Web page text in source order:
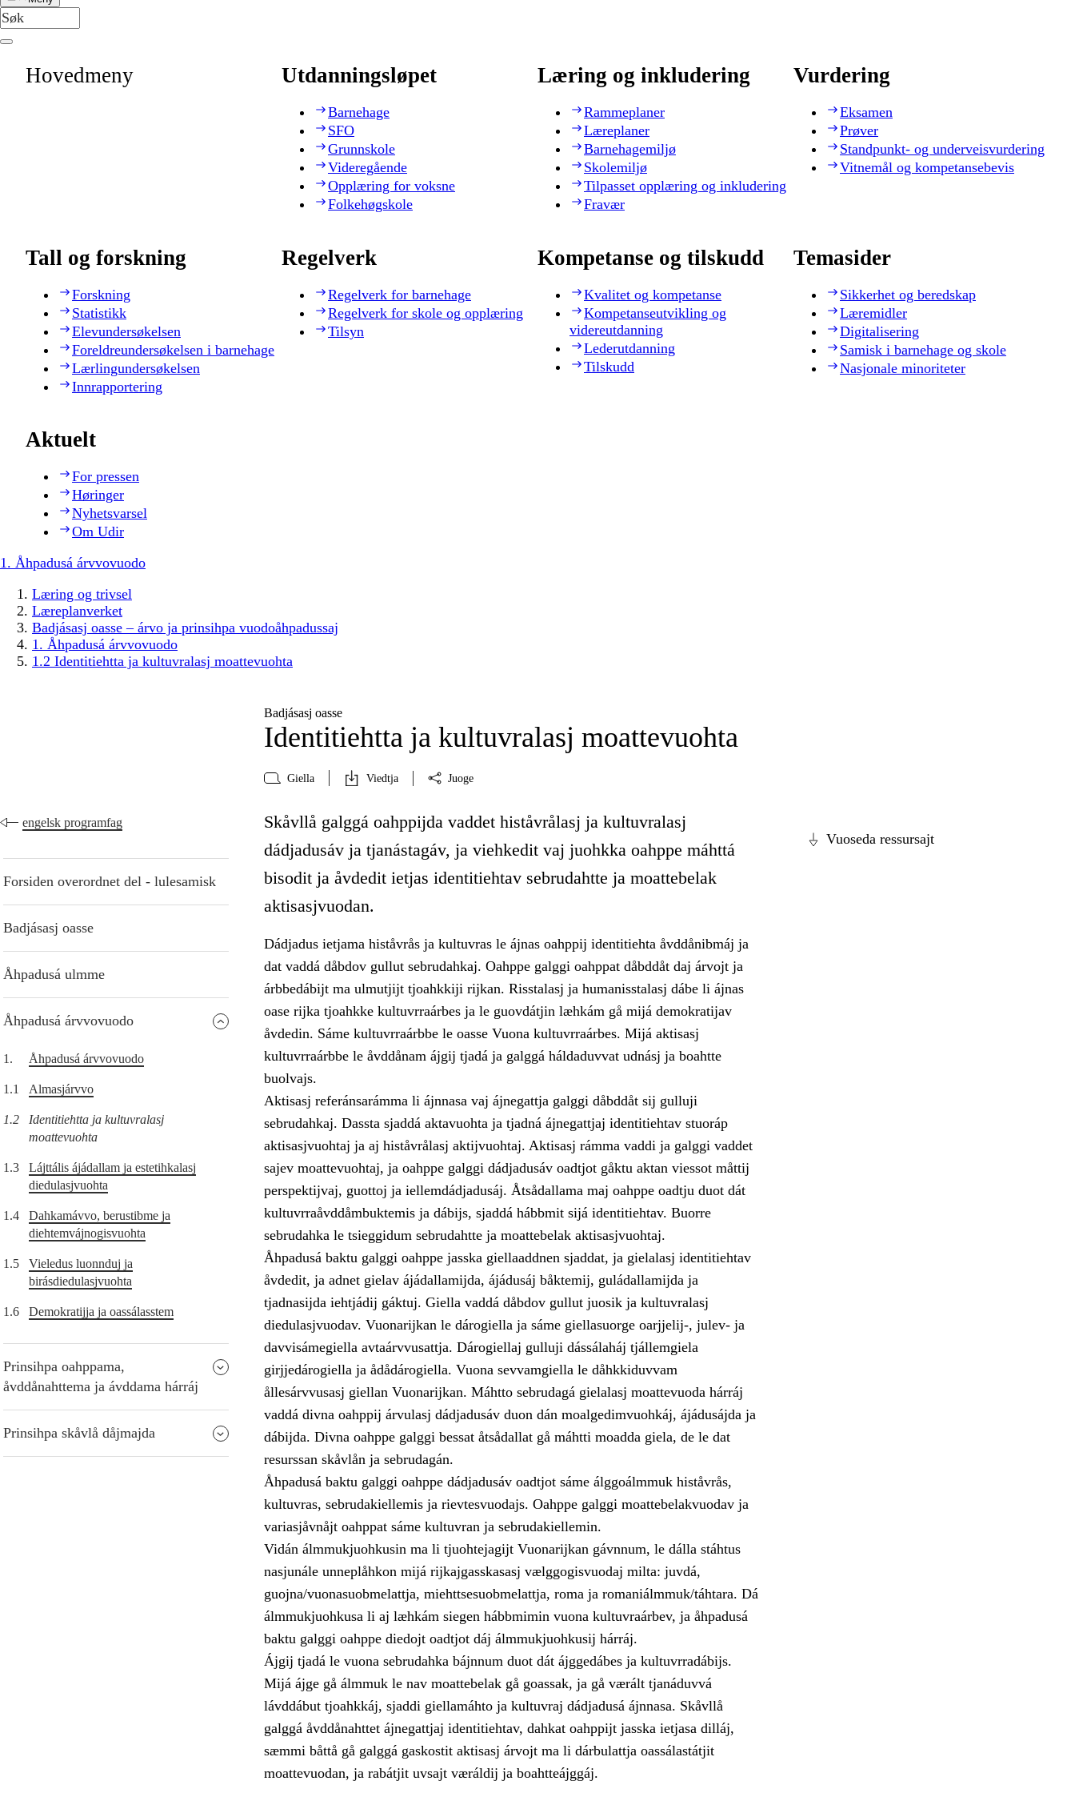
Hovedmeny Utdanningsløpet
Barnehage
SFO
Grunnskole
Videregående
Opplæring for voksne
Folkehøgskole
Læring og inkludering
Rammeplaner
Læreplaner
Barnehagemiljø
Skolemiljø
Tilpasset opplæring og inkludering
Fravær
Vurdering
Eksamen
Prøver
Standpunkt- og underveisvurdering
Vitnemål og kompetansebevis
Tall og forskning
Forskning
Statistikk
Elevundersøkelsen
Foreldreundersøkelsen i barnehage
Lærlingundersøkelsen
Innrapportering
Regelverk
Regelverk for barnehage
Regelverk for skole og opplæring
Tilsyn
Kompetanse og tilskudd
Kvalitet og kompetanse
Kompetanseutvikling og
videreutdanning
Lederutdanning
Tilskudd
Temasider
Sikkerhet og beredskap
Læremidler
Digitalisering
Samisk i barnehage og skole
Nasjonale minoriteter
Aktuelt
For pressen
Høringer
Nyhetsvarsel
Om Udir
1. Åhpadusá árvvovuodo
Læring og trivsel
Læreplanverket
Badjásasj oasse – árvo ja prinsihpa vuodoåhpadussaj
1. Åhpadusá árvvovuodo
1.2 Identitiehtta ja kultuvralasj moattevuohta
Badjásasj oasse
Identitiehtta ja kultuvralasj moattevuohta
Giella Viedtja Juoge
engelsk programfag
Forsiden overordnet del - lulesamisk
Badjásasj oasse
Åhpadusá ulmme
Åhpadusá árvvovuodo
1. Åhpadusá árvvovuodo
1.1 Almasjárvvo
1.2
Identitiehtta ja kultuvralasj
moattevuohta
1.3
Lájttális ájádallam ja estetihkalasj
diedulasjvuohta
1.4
Dahkamávvo, berustibme ja
diehtemvájnogisvuohta
1.5
Vieledus luonnduj ja
birásdiedulasjvuohta
1.6 Demokratijja ja oassálasstem
Prinsihpa oahppama,
åvddånahttema ja ávddama hárráj
Prinsihpa skåvlå dåjmajda
Vuoseda ressursajt
Skåvllå galggá oahppijda vaddet histåvrålasj ja kultuvralasj
dádjadusáv ja tjanástagáv, ja viehkedit vaj juohkka oahppe máhttá
bisodit ja åvdedit ietjas identitiehtav sebrudahtte ja moattebelak
aktisasjvuodan.
Dádjadus ietjama histåvrås ja kultuvras le ájnas oahppij identitiehta åvddånibmáj ja
dat vaddá dåbdov gullut sebrudahkaj. Oahppe galggi oahppat dåbddåt daj árvojt ja
árbbedábijt ma ulmutjijt tjoahkkiji rijkan. Risstalasj ja humanisstalasj dábe li ájnas
oase rijka tjoahkke kultuvrraárbes ja le guovdátjin læhkám gå mijá demokratijav
åvdedin. Sáme kultuvrraárbbe le oasse Vuona kultuvrraárbes. Mijá aktisasj
kultuvrraárbbe le åvddånam ájgij tjadá ja galggá háldaduvvat udnásj ja boahtte
buolvajs.
Aktisasj referánsarámma li ájnnasa vaj ájnegattja galggi dåbddåt sij gulluji
sebrudahkaj. Dassta sjaddá aktavuohta ja tjadná ájnegattjaj identitiehtav stuoráp
aktisasjvuohtaj ja aj histåvrålasj aktijvuohtaj. Aktisasj rámma vaddi ja galggi vaddet
sajev moattevuohtaj, ja oahppe galggi dádjadusáv oadtjot gåktu aktan viessot måttij
perspektijvaj, guottoj ja iellemdádjadusáj. Åtsådallama maj oahppe oadtju duot dát
kultuvrraåvddåmbuktemis ja dábijs, sjaddá hábbmit sijá identitiehtav. Buorre
sebrudahka le tsieggidum sebrudahtte ja moattebelak aktisasjvuohtaj.
Åhpadusá baktu galggi oahppe jasska giellaaddnen sjaddat, ja gielalasj identitiehtav
åvdedit, ja adnet gielav ájádallamijda, ájádusáj båktemij, guládallamijda ja
tjadnasijda iehtjádij gáktuj. Giella vaddá dåbdov gullut juosik ja kultuvralasj
diedulasjvuodav. Vuonarijkan le dárogiella ja sáme giellasuorge oarjjelij-, julev- ja
davvisámegiella avtaárvvusattja. Dárogiellaj gulluji dássálaháj tjállemgiela
girjjedárogiella ja ådådárogiella. Vuona sevvamgiella le dåhkkiduvvam
ållesárvvusasj giellan Vuonarijkan. Máhtto sebrudagá gielalasj moattevuoda hárráj
vaddá divna oahppij árvulasj dádjadusáv duon dán moalgedimvuohkáj, ájádusájda ja
dábijda. Divna oahppe galggi bessat åtsådallat gå máhtti moadda giela, de le dat
resurssan skåvlån ja sebrudagán.
Åhpadusá baktu galggi oahppe dádjadusáv oadtjot sáme álggoálmmuk histåvrås,
kultuvras, sebrudakiellemis ja rievtesvuodajs. Oahppe galggi moattebelakvuodav ja
variasjåvnåjt oahppat sáme kultuvran ja sebrudakiellemin.
Vidán álmmukjuohkusin ma li tjuohtejagijt Vuonarijkan gávnnum, le dálla stáhtus
nasjunále unneplåhkon mijá rijkajgasskasasj vælggogisvuodaj milta: juvdá,
guojna/vuonasuobmelattja, miehttsesuobmelattja, roma ja romaniálmmuk/táhtara. Dá
álmmukjuohkusa li aj læhkám siegen hábbmimin vuona kultuvraárbev, ja åhpadusá
baktu galggi oahppe diedojt oadtjot dáj álmmukjuohkusij hárráj.
Ájgij tjadá le vuona sebrudahka bájnnum duot dát ájggedábes ja kultuvrradábijs.
Mijá ájge gå álmmuk le nav moattebelak gå goassak, ja gå værált tjanáduvvá
lávddábut tjoahkkáj, sjaddi giellamáhto ja kultuvraj dádjadusá ájnnasa. Skåvllå
galggá åvddånahttet ájnegattjaj identitiehtav, dahkat oahppijt jasska ietjasa dilláj,
sæmmi båttå gå galggá gaskostit aktisasj árvojt ma li dárbulattja oassálastátjit
moattevuodan, ja rabátjit uvsajt væráldij ja boahtteájggáj.